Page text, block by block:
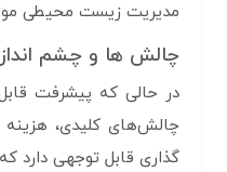
مدیریت زیست محیطی
چالش ها و چشم
در حالی که پیشرفت
چالش‌های کلیدی، هزینه
گذاری قابل توجهی دارد